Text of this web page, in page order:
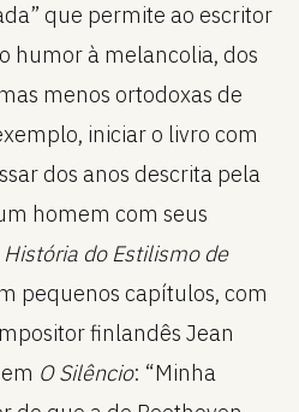
que permite ao escritor
humor à melancolia, dos
menos ortodoxas de
iniciar o livro com
dos anos descrita pela
homem com seus
do Estilismo de
pequenos capítulos, com
finlandês Jean
O Silêncio: “Minha